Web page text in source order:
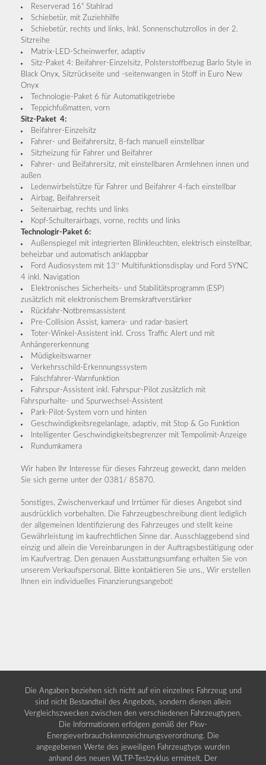
Reserverad 16“ Stahlrad
Schiebetür, mit Zuziehhilfe
Schiebetür, rechts und links, Inkl. Sonnenschutzrollos in der 2.
Sitzreihe
Matrix-LED-Scheinwerfer, adaptiv
Sitz-Paket 4: Beifahrer-Einzelsitz, Polsterstoffbezug Barlo Style in
Black Onyx, Sitzrückseite und -seitenwangen in Stoff in Euro New
Onyx
Technologie-Paket 6 für Automatikgetriebe
Teppichfußmatten, vorn
Sitz-Paket 4:
Beifahrer-Einzelsitz
Fahrer- und Beifahrersitz, 8-fach manuell einstellbar
Sitzheizung für Fahrer und Beifahrer
Fahrer- und Beifahrersitz, mit einstellbaren Armlehnen innen und
außen
Ledenwirbelstütze für Fahrer und Beifahrer 4-fach einstellbar
Airbag, Beifahrerseit
Seitenairbag, rechts und links
Kopf-Schulterairbags, vorne, rechts und links
Technologir-Paket 6:
Außenspiegel mit integrierten Blinkleuchten, elektrisch einstellbar,
beheizbar und automatisch anklappbar
Ford Audiosystem mit 13‘‘ Multifunktionsdisplay und Ford SYNC
4 inkl. Navigation
Elektronisches Sicherheits- und Stabilitätsprogramm (ESP)
zusätzlich mit elektronischem Bremskraftverstärker
Rückfahr-Notbremsassistent
Pre-Collision Assist, kamera- und radar-basiert
Toter-Winkel-Assistent inkl. Cross Traffic Alert und mit
Anhängererkennung
Müdigkeitswarner
Verkehrsschild-Erkennungssystem
Falschfahrer-Warnfunktion
Fahrspur-Assistent inkl. Fahrspur-Pilot zusätzlich mit
Fahrspurhalte- und Spurwechsel-Assistent
Park-Pilot-System vorn und hinten
Geschwindigkeitsregelanlage, adaptiv, mit Stop & Go Funktion
Intelligenter Geschwindigkeitsbegrenzer mit Tempolimit-Anzeige
Rundumkamera
Wir haben Ihr Interesse für dieses Fahrzeug geweckt, dann melden
Sie sich gerne unter der 0381/ 85870.
Sonstiges, Zwischenverkauf und Irrtümer für dieses Angebot sind
ausdrücklich vorbehalten. Die Fahrzeugbeschreibung dient lediglich
der allgemeinen Identifizierung des Fahrzeuges und stellt keine
Gewährleistung im kaufrechtlichen Sinne dar. Ausschlaggebend sind
einzig und allein die Vereinbarungen in der Auftragsbestätigung oder
im Kaufvertrag. Den genauen Ausstattungsumfang erhalten Sie von
unserem Verkaufspersonal. Bitte kontaktieren Sie uns., Wir erstellen
Ihnen ein individuelles Finanzierungsangebot!
Die Angaben beziehen sich nicht auf ein einzelnes Fahrzeug und
sind nicht Bestandteil des Angebots, sondern dienen allein
Vergleichszwecken zwischen den verschiedenen Fahrzeugtypen.
Die Informationen erfolgen gemäß der Pkw-
Energieverbrauchskennzeichnungsverordnung. Die
angegebenen Werte des jeweiligen Fahrzeugtyps wurden
anhand des neuen WLTP-Testzyklus ermittelt. Der